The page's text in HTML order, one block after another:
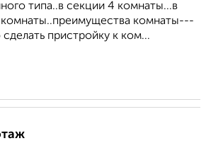
типа..в секции 4 комнаты...в
комнаты---
пристройку к ком...